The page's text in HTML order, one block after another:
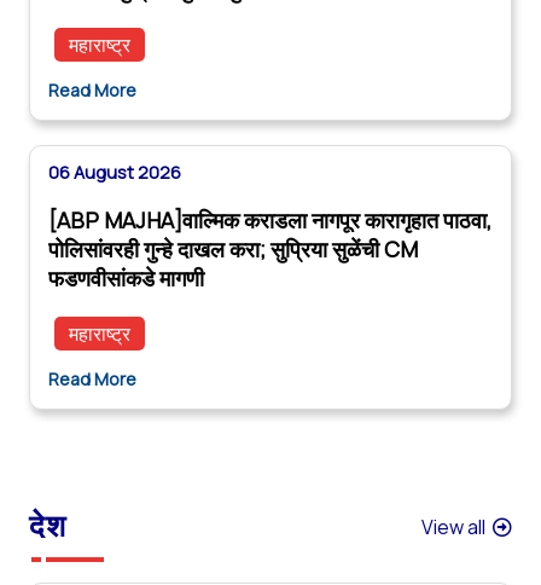
महाराष्ट्र
Read More
06 August 2026
[ABP MAJHA]वाल्मिक कराडला नागपूर कारागृहात पाठवा,
पोलिसांवरही गुन्हे दाखल करा; सुप्रिया सुळेंची CM
फडणवीसांकडे मागणी
महाराष्ट्र
Read More
देश View all